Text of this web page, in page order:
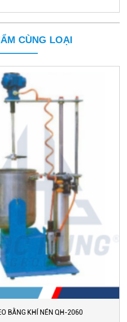
CÙNG LOẠI
BẰNG KHÍ NÉN QH-2060